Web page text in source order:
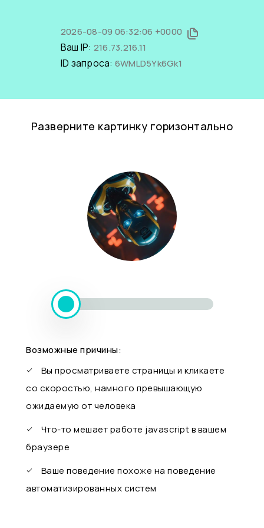
2026-08-09 06:32:06 +0000
Ваш IP: 216.73.216.11
ID запроса: 6WMLD5Yk6Gk1
Разверните картинку горизонтально
Возможные причины:
Вы просматриваете страницы и кликаете
со скоростью, намного превышающую
ожидаемую от человека
Что-то мешает работе javascript в вашем
браузере
Ваше поведение похоже на поведение
автоматизированных систем